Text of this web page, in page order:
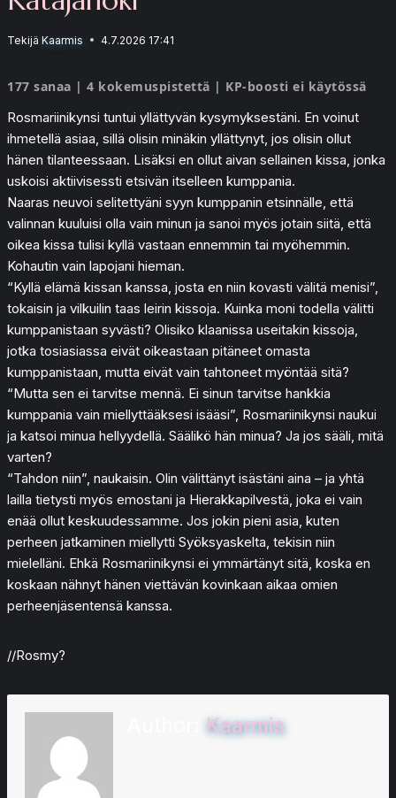
Tekijä Kaarmis 4.7.2026 17:41
177 sanaa | 4 kokemuspistettä | KP-boosti ei käytössä
Rosmariinikynsi tuntui yllättyvän kysymyksestäni. En voinut
ihmetellä asiaa, sillä olisin minäkin yllättynyt, jos olisin ollut
hänen tilanteessaan. Lisäksi en ollut aivan sellainen kissa, jonka
uskoisi aktiivisessti etsivän itselleen kumppania.
Naaras neuvoi selitettyäni syyn kumppanin etsinnälle, että
valinnan kuuluisi olla vain minun ja sanoi myös jotain siitä, että
oikea kissa tulisi kyllä vastaan ennemmin tai myöhemmin.
Kohautin vain lapojani hieman.
“Kyllä elämä kissan kanssa, josta en niin kovasti välitä menisi”,
tokaisin ja vilkuilin taas leirin kissoja. Kuinka moni todella välitti
kumppanistaan syvästi? Olisiko klaanissa useitakin kissoja,
jotka tosiasiassa eivät oikeastaan pitäneet omasta
kumppanistaan, mutta eivät vain tahtoneet myöntää sitä?
“Mutta sen ei tarvitse mennä. Ei sinun tarvitse hankkia
kumppania vain miellyttääksesi isääsi”, Rosmariinikynsi naukui
ja katsoi minua hellyydellä. Säälikö hän minua? Ja jos sääli, mitä
varten?
“Tahdon niin”, naukaisin. Olin välittänyt isästäni aina – ja yhtä
lailla tietysti myös emostani ja Hierakkapilvestä, joka ei vain
enää ollut keskuudessamme. Jos jokin pieni asia, kuten
perheen jatkaminen miellytti Syöksyaskelta, tekisin niin
mielelläni. Ehkä Rosmariinikynsi ei ymmärtänyt sitä, koska en
koskaan nähnyt hänen viettävän kovinkaan aikaa omien
perheenjäsentensä kanssa.
//Rosmy?
Author:Kaarmis